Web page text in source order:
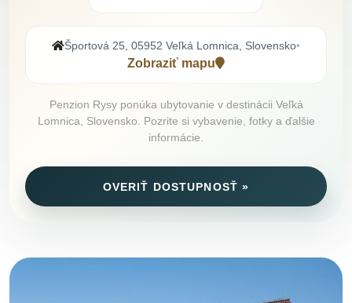
Športová 25, 05952 Veľká Lomnica, Slovensko•
Zobraziť mapu
Penzion Rysy ponúka ubytovanie v destinácii Veľká
Lomnica, Slovensko. Pozrite si vybavenie, fotky a ďalšie
informácie.
OVERIŤ DOSTUPNOSŤ »